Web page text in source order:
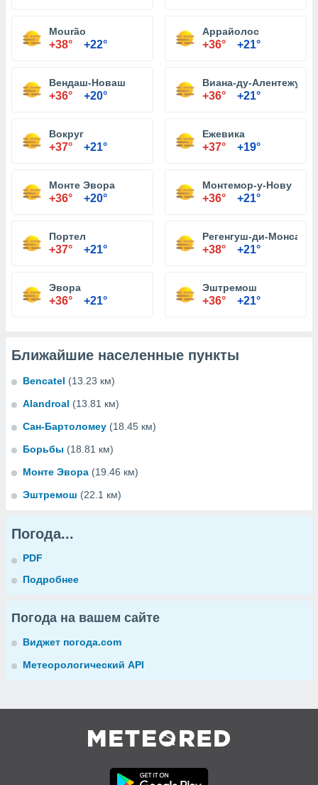
Mourão
+38° +22°
Аррайолос
+36° +21°
Вендаш-Новаш
+36° +20°
Виана-ду-Алентежу
+36° +21°
Вокруг
+37° +21°
Ежевика
+37° +19°
Монте Эвора
+36° +20°
Монтемор-у-Нову
+36° +21°
Портел
+37° +21°
Регенгуш-ди-
+38° +21°
Эвора
+36° +21°
Эштремош
+36° +21°
Ближайшие населенные пункты
Bencatel (13.23 км)
Alandroal (13.81 км)
Сан-Бартоломеу (18.45 км)
Борьбы (18.81 км)
Монте Эвора (19.46 км)
Эштремош (22.1 км)
Погода...
PDF
Подробнее
Погода на вашем сайте
Виджет погода.com
Метеорологический API